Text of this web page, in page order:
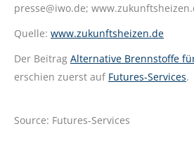
presse@iwo.de;
Quelle: www.zukunftsheizen.de
Der Beitrag Alternative Brennstoffe
erschien zuerst auf Futures-Services.
Source: Futures-Services